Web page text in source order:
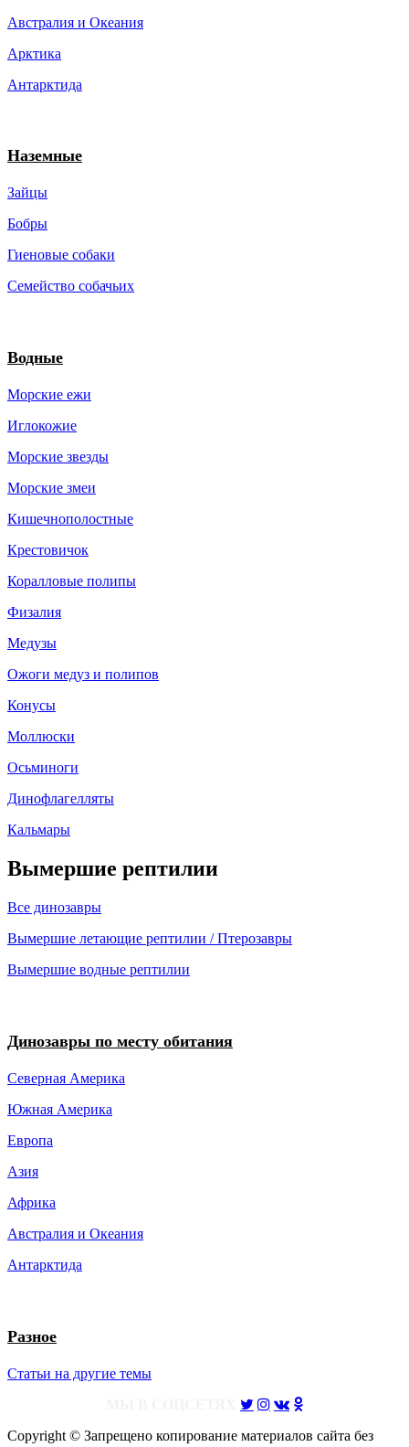
Австралия и Океания
Арктика
Антарктида
Наземные
Зайцы
Бобры
Гиеновые собаки
Семейство собачьих
Водные
Морские ежи
Иглокожие
Морские звезды
Морские змеи
Кишечнополостные
Крестовичок
Коралловые полипы
Физалия
Медузы
Ожоги медуз и полипов
Конусы
Моллюски
Осьминоги
Динофлагелляты
Кальмары
Вымершие рептилии
Все динозавры
Вымершие летающие рептилии / Птерозавры
Вымершие водные рептилии
Динозавры по месту обитания
Северная Америка
Южная Америка
Европа
Азия
Африка
Австралия и Океания
Антарктида
Разное
Статьи на другие темы
Copyright © Запрещено копирование материалов сайта без